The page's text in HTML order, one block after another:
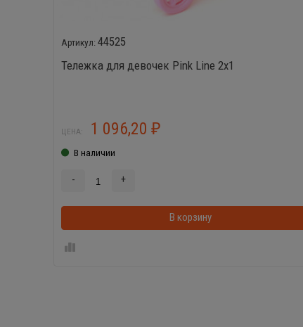
44525
Тележка для девочек Pink Line 2х1
ЦЕНА: 1 096,20 ₽
В наличии
- +
В корзину